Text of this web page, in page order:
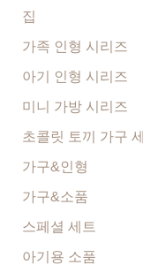
집
가족 인형 시리즈
아기 인형 시리즈
미니 가방 시리즈
초콜릿 토끼 가구
가구&인형
가구&소품
스페셜 세트
아기용 소품